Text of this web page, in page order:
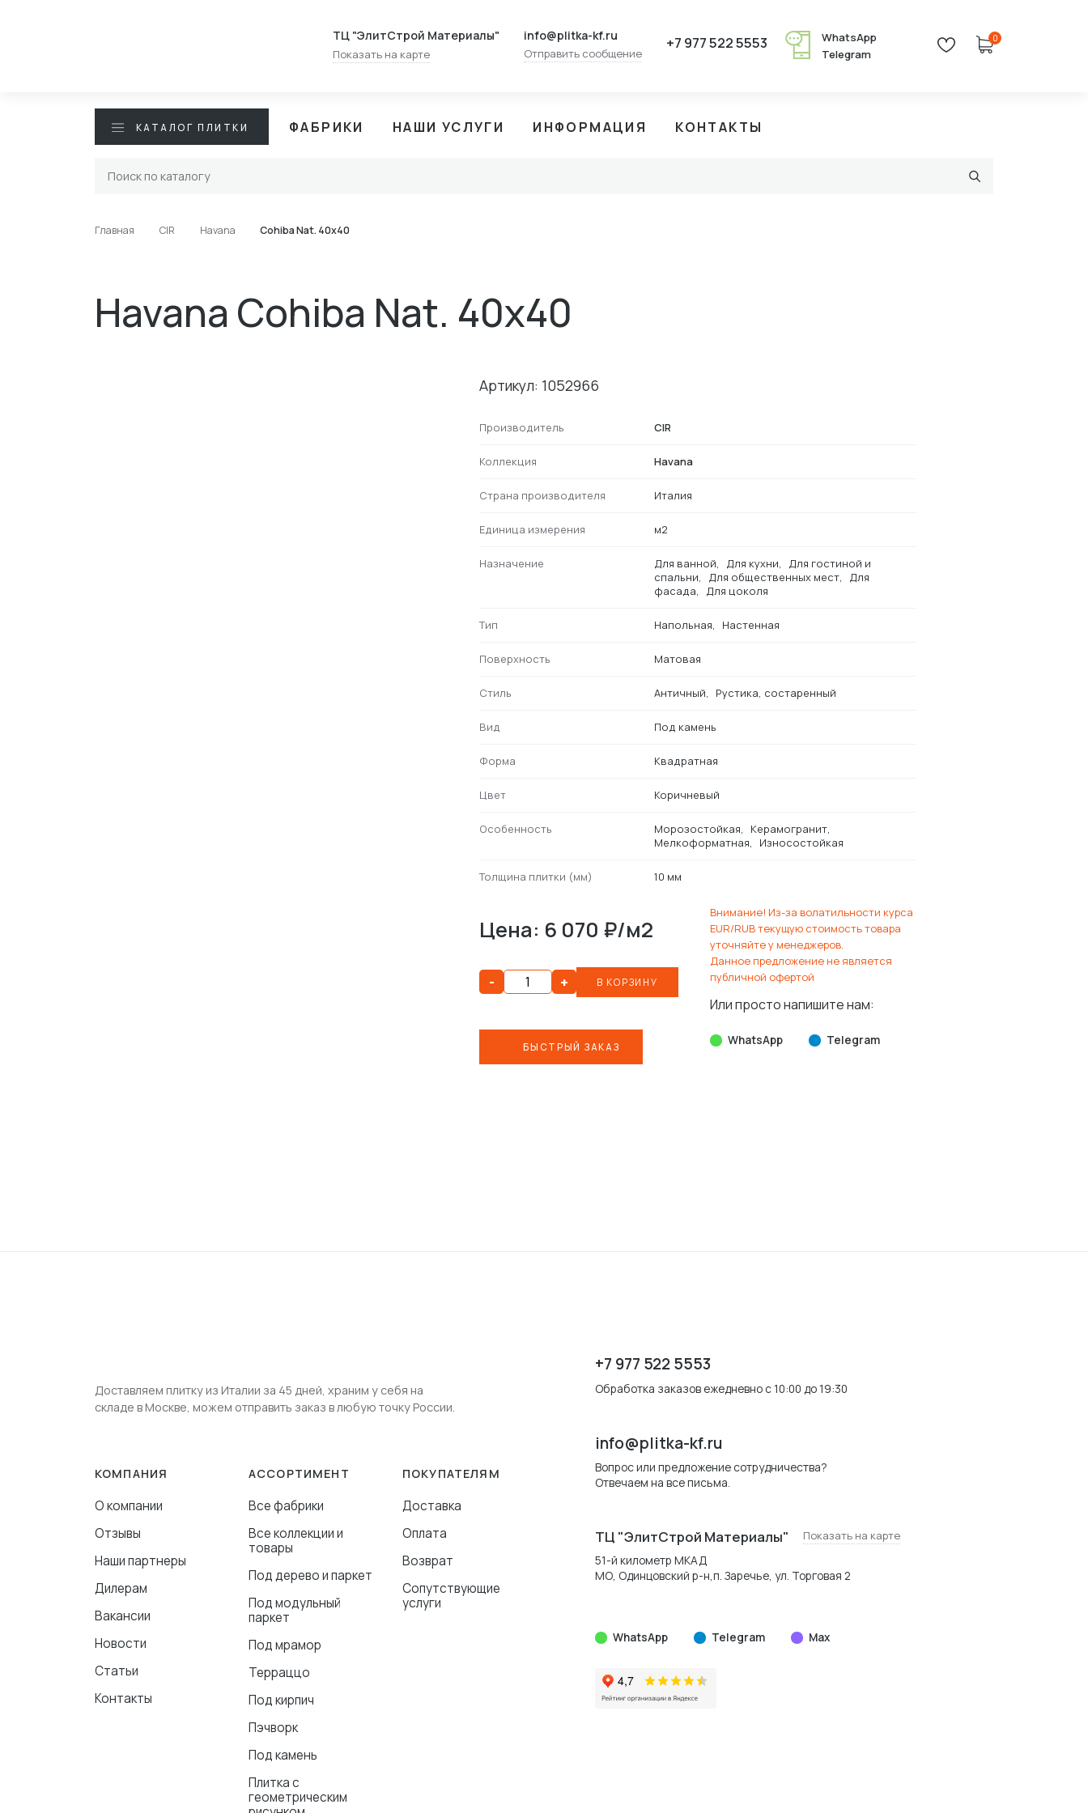
ТЦ "ЭлитСтрой Материалы"
Показать на карте
info@plitka-kf.ru
Отправить сообщение
+7 977 522 5553
WhatsApp
Telegram
0
КАТАЛОГ ПЛИТКИ ФАБРИКИ НАШИ УСЛУГИ ИНФОРМАЦИЯ КОНТАКТЫ
Главная CIR Havana Cohiba Nat. 40x40
Havana Cohiba Nat. 40x40
Артикул: 1052966
Производитель CIR
Коллекция Havana
Страна производителя Италия
Единица измерения м2
Назначение Для ванной Для кухни
Для гостиной и
спальни
Для общественных мест
Для
фасада
Для цоколя
Тип Напольная Настенная
Поверхность Матовая
Стиль Античный Рустика, состаренный
Вид Под камень
Форма Квадратная
Цвет Коричневый
Особенность Морозостойкая
Керамогранит
Мелкоформатная
Износостойкая
Толщина плитки (мм) 10 мм
Цена: 6 070 ₽/м2
- + В КОРЗИНУ
Внимание! Из-за волатильности курса
EUR/RUB текущую стоимость товара
уточняйте у менеджеров.
Данное предложение не является
публичной офертой
БЫСТРЫЙ ЗАКАЗ
Или просто напишите нам:
WhatsApp Telegram
Доставляем плитку из Италии за 45 дней, храним у себя на
складе в Москве, можем отправить заказ в любую точку России.
КОМПАНИЯ
О компании
Отзывы
Наши партнеры
Дилерам
Вакансии
Новости
Статьи
Контакты
АССОРТИМЕНТ
Все фабрики
Все коллекции и
товары
Под дерево и паркет
Под модульный
паркет
Под мрамор
Терраццо
Под кирпич
Пэчворк
Под камень
Плитка с
геометрическим
ПОКУПАТЕЛЯМ
Доставка
Оплата
Возврат
Сопутствующие
услуги
+7 977 522 5553
Обработка заказов ежедневно с 10:00 до 19:30
info@plitka-kf.ru
Вопрос или предложение сотрудничества?
Отвечаем на все письма.
ТЦ "ЭлитСтрой Материалы" Показать на карте
51-й километр МКАД
МО, Одинцовский р-н,п. Заречье, ул. Торговая 2
WhatsApp Telegram Max